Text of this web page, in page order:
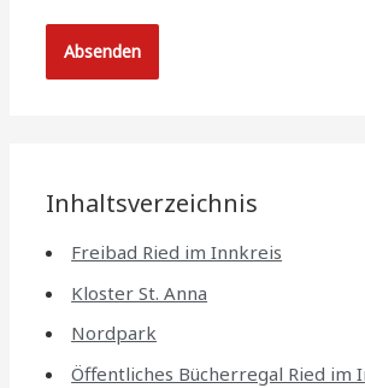
Inhaltsverzeichnis
Freibad Ried im Innkreis
Kloster St. Anna
Nordpark
Öffentliches Bücherregal Ried im